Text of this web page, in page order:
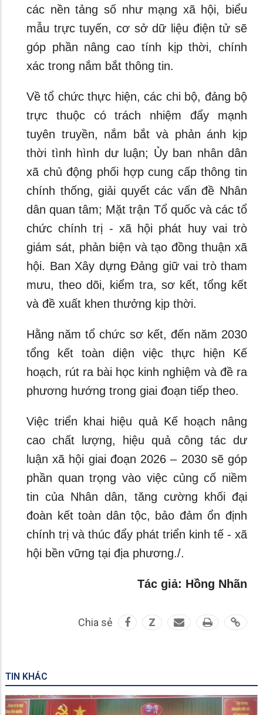
các nền tảng số như mạng xã hội, biểu
mẫu trực tuyến, cơ sở dữ liệu điện tử sẽ
góp phần nâng cao tính kịp thời, chính
xác trong nắm bắt thông tin.
Về tổ chức thực hiện, các chi bộ, đảng bộ
trực thuộc có trách nhiệm đẩy mạnh
tuyên truyền, nắm bắt và phản ánh kịp
thời tình hình dư luận; Ủy ban nhân dân
xã chủ động phối hợp cung cấp thông tin
chính thống, giải quyết các vấn đề Nhân
dân quan tâm; Mặt trận Tổ quốc và các tổ
chức chính trị - xã hội phát huy vai trò
giám sát, phản biện và tạo đồng thuận xã
hội. Ban Xây dựng Đảng giữ vai trò tham
mưu, theo dõi, kiểm tra, sơ kết, tổng kết
và đề xuất khen thưởng kịp thời.
Hằng năm tổ chức sơ kết, đến năm 2030
tổng kết toàn diện việc thực hiện Kế
hoạch, rút ra bài học kinh nghiệm và đề ra
phương hướng trong giai đoạn tiếp theo.
Việc triển khai hiệu quả Kế hoạch nâng
cao chất lượng, hiệu quả công tác dư
luận xã hội giai đoạn 2026 – 2030 sẽ góp
phần quan trọng vào việc củng cố niềm
tin của Nhân dân, tăng cường khối đại
đoàn kết toàn dân tộc, bảo đảm ổn định
chính trị và thúc đẩy phát triển kinh tế - xã
hội bền vững tại địa phương./.
Tác giả: Hồng Nhãn
Chia sẻ Z
TIN KHÁC